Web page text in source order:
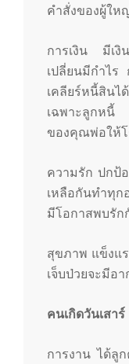
คำสั่งของผู้ให
การเงิน มีเงิ
เปลี่ยนมีกำไ
เคลียร์หนี้สิน
เฉพาะลูกหนี้
ของคุณพ่อให้
ความรัก ปกป้
เหลือกันทำทุก
มีโอกาสพบรัก
สุขภาพ แข็งแร
เจ็บป่วยจะมีอ
คนเกิดวันเสาร์
การงาน ได้ลูก